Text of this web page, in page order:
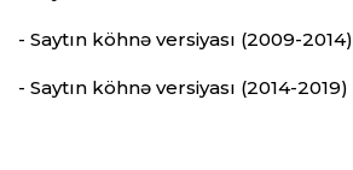
- Saytın köhnə versiyası (2009-2014)
- Saytın köhnə versiyası (2014-2019)